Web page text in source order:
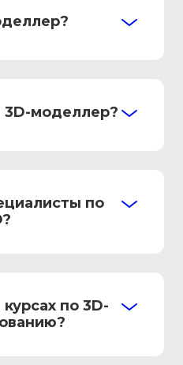
3D-моделлер?
по
по 3D-